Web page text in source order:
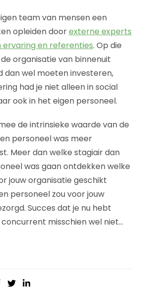
team van mensen een
opleiden doorexterne experts
en referenties. Op die
organisatie van binnenuit
dan wel moeten investeren,
had je niet alleen in social
ook in het eigen personeel.
de intrinsieke waarde van de
personeel was meer
Meer dan welke stagiair dan
was gaan ontdekken welke
jouw organisatie geschikt
personeel zou voor jouw
Succes dat je nu hebt
misschien wel niet…